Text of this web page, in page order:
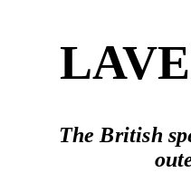
The British